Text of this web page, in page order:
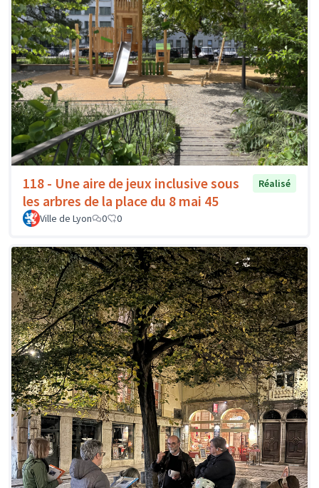
118 - Une aire de jeux inclusive sous
les arbres de la place du 8 mai 45
Réalisé
Ville de Lyon 0 0